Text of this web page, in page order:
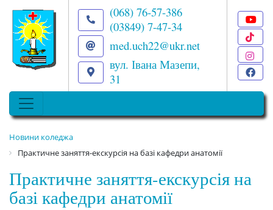
(068) 76-57-386
(03849) 7-47-34
med.uch22@ukr.net
вул. Івана Мазепи,
31
Новини коледжа
Практичне заняття-екскурсія на базі кафедри анатомії
Практичне заняття-екскурсія на
базі кафедри анатомії